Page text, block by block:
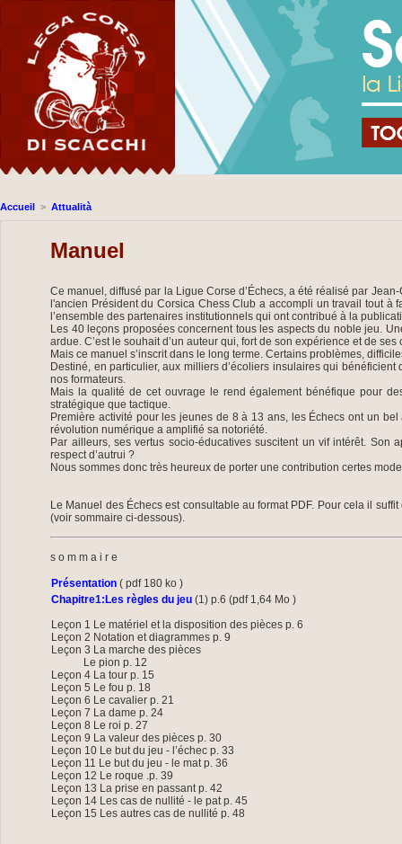
Accueil > Attualità
Manuel
Ce manuel, diffusé par la Ligue Corse d’Échecs, a été réalisé par
l'ancien Président du Corsica Chess Club a accompli un travail tout à
l’ensemble des partenaires institutionnels qui ont contribué à la
Les 40 leçons proposées concernent tous les aspects du noble jeu.
ardue. C’est le souhait d’un auteur qui, fort de son expérience et de
Mais ce manuel s’inscrit dans le long terme. Certains problèmes,
Destiné, en particulier, aux milliers d’écoliers insulaires qui
nos formateurs.
Mais la qualité de cet ouvrage le rend également bénéfique pour
stratégique que tactique.
Première activité pour les jeunes de 8 à 13 ans, les Échecs ont un
révolution numérique a amplifié sa notoriété.
Par ailleurs, ses vertus socio-éducatives suscitent un vif intérêt.
respect d’autrui ?
Nous sommes donc très heureux de porter une contribution certes
Le Manuel des Échecs est consultable au format PDF. Pour cela il
(voir sommaire ci-dessous).
s o m m a i r e
Présentation ( pdf 180 ko )
Chapitre1:Les règles du jeu (1) p.6 (pdf 1,64 Mo )
Leçon 1 Le matériel et la disposition des pièces p. 6
Leçon 2 Notation et diagrammes p. 9
Leçon 3 La marche des pièces
Le pion p. 12
Leçon 4 La tour p. 15
Leçon 5 Le fou p. 18
Leçon 6 Le cavalier p. 21
Leçon 7 La dame p. 24
Leçon 8 Le roi p. 27
Leçon 9 La valeur des pièces p. 30
Leçon 10 Le but du jeu - l’échec p. 33
Leçon 11 Le but du jeu - le mat p. 36
Leçon 12 Le roque .p. 39
Leçon 13 La prise en passant p. 42
Leçon 14 Les cas de nullité - le pat p. 45
Leçon 15 Les autres cas de nullité p. 48